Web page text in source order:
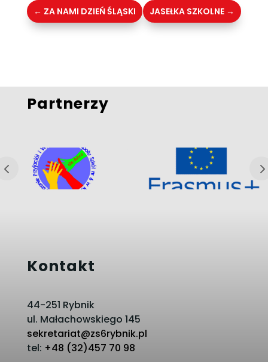
← ZA NAMI DZIEŃ ŚLĄSKI JASEŁKA SZKOLNE →
Partnerzy
Kontakt
44-251 Rybnik
ul. Małachowskiego 145
sekretariat@zs6rybnik.pl
tel: +48 (32)457 70 98